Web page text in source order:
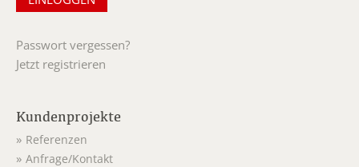
Passwort vergessen?
Jetzt registrieren
Kundenprojekte
Referenzen
Anfrage/Kontakt